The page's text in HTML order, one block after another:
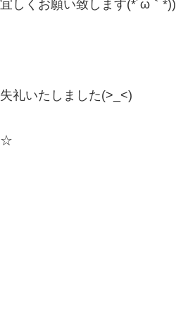
しくお願い致します(*´ω｀*))
礼いたしました(>_<)